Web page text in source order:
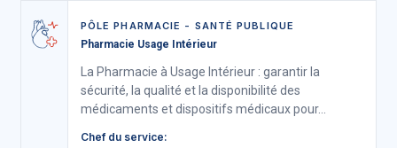
PÔLE PHARMACIE - SANTÉ PUBLIQUE
Pharmacie Usage Intérieur
La Pharmacie à Usage Intérieur : garantir la
sécurité, la qualité et la disponibilité des
médicaments et dispositifs médicaux pour…
Chef du service: